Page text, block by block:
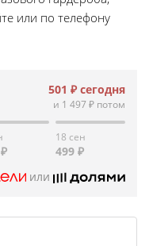
или по телефону
501 ₽ сегодня
и 1 497 ₽ потом
18 сен
499 ₽
или